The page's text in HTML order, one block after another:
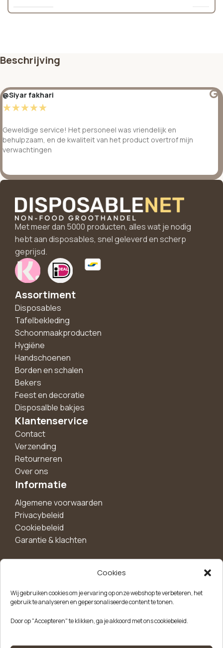
Cookies
Wij gebruiken cookies om je ervaring op onze webshop te verbeteren, het
gebruik te analyseren en gepersonaliseerde content te tonen.
Door op "Accepteren" te klikken, ga je akkoord met ons cookiebeleid.
Beschrijving
@Siyar fakhari
☆☆☆☆☆
Geweldige service! Het personeel was vriendelijk en
behulpzaam, en de kwaliteit van het product overtrof mijn
verwachtingen
Met meer dan 5000 producten, alles wat je nodig
hebt aan disposables, snel geleverd en scherp
geprijsd.
Assortiment
Disposables
Tafelbekleding
Schoonmaakproducten
Hygiëne
Handschoenen
Borden en schalen
Bekers
Feest en decoratie
Disposalble bakjes
Klantenservice
Contact
Verzending
Retourneren
Over ons
Informatie
Algemene voorwaarden
Privacybeleid
Cookiebeleid
Garantie & klachten
korting!
aanbiedingen, nieuwe producten en handige tips.